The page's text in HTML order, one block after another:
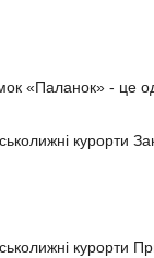
«Паланок» - це
курорти
курорти